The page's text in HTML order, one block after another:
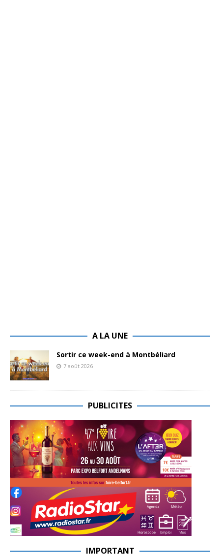
A LA UNE
Sortir ce week-end à Montbéliard
7 août 2026
PUBLICITES
IMPORTANT